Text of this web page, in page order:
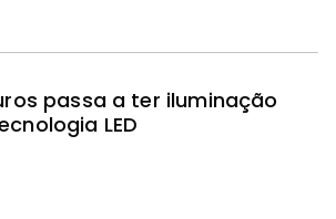
passa a ter iluminação
LED